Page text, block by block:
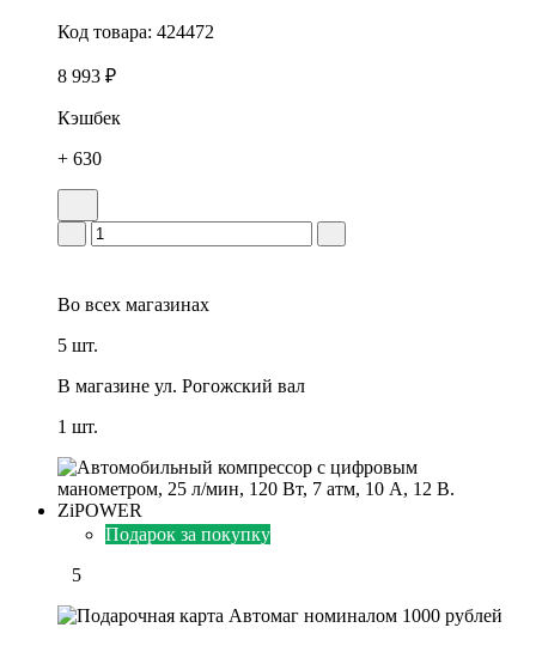
Код товара: 424472
8 993 ₽
Кэшбек
+ 630
Во всех магазинах
5 шт.
В магазине ул. Рогожский вал
1 шт.
Подарок за покупку
5